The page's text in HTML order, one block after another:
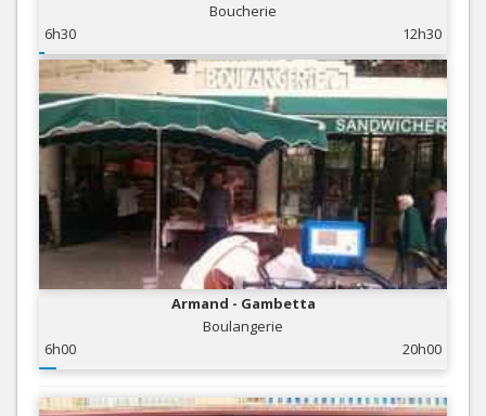
Boucherie
6h30
12h30
Armand - Gambetta
Boulangerie
6h00
20h00